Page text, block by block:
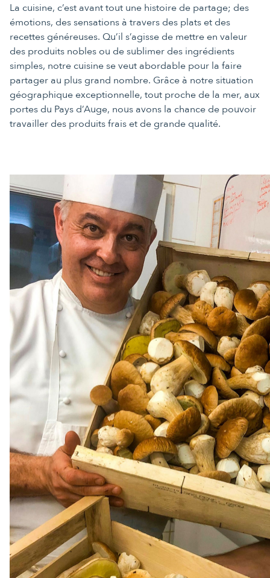
La cuisine, c’est avant tout une histoire de partage; des
émotions, des sensations à travers des plats et des
recettes généreuses. Qu’il s’agisse de mettre en valeur
des produits nobles ou de sublimer des ingrédients
simples, notre cuisine se veut abordable pour la faire
partager au plus grand nombre. Grâce à notre situation
géographique exceptionnelle, tout proche de la mer, aux
portes du Pays d’Auge, nous avons la chance de pouvoir
travailler des produits frais et de grande qualité.